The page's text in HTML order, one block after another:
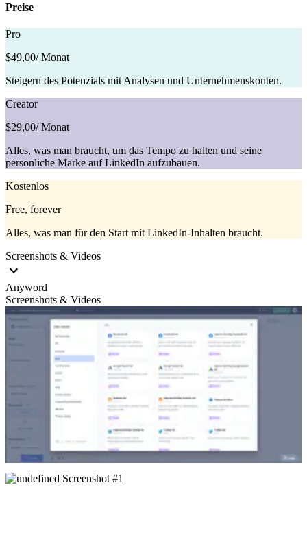
Preise
Pro
$49,00/ Monat
Steigern des Potenzials mit Analysen und Unternehmenskonten.
Creator
$29,00/ Monat
Alles, was man braucht, um das Tempo zu halten und seine
persönliche Marke auf LinkedIn aufzubauen.
Kostenlos
Free, forever
Alles, was man für den Start mit LinkedIn-Inhalten braucht.
Screenshots & Videos
Anyword
Screenshots & Videos